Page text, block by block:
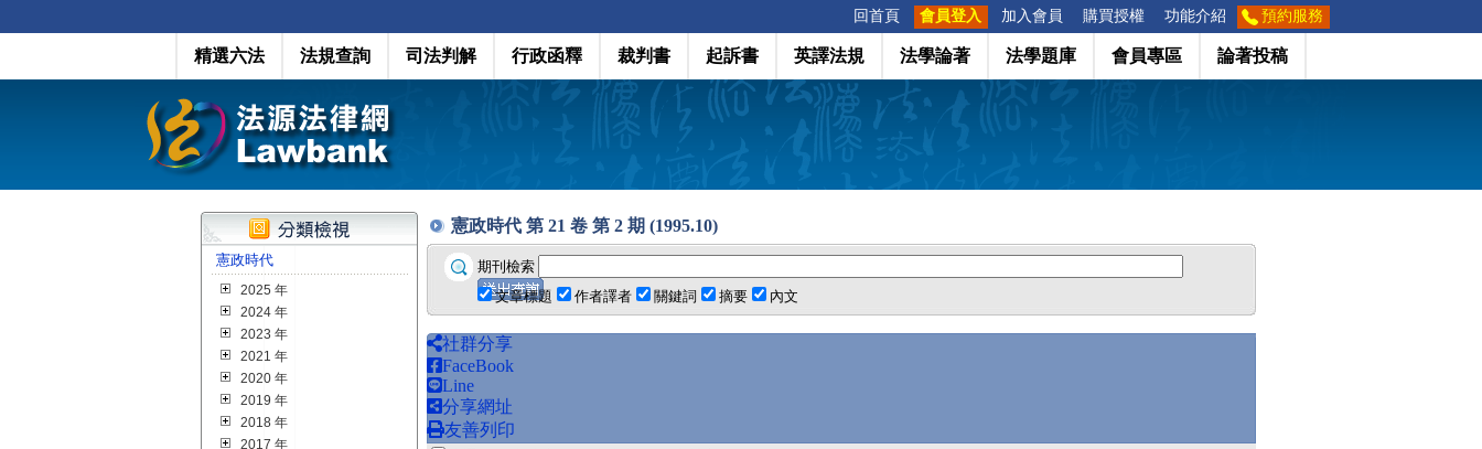
回首頁 會員登入 加入會員 購買授權 功能介紹 預約服務
精選六法 法規查詢 司法判解 行政函釋 裁判書 起訴書 英譯法規 法學論著 法學題庫 會員專區 論著投稿
憲政時代
2025 年
2024 年
2023 年
2021 年
2020 年
2019 年
2018 年
2017 年
憲政時代 第 21 卷 第 2 期 (1995.10)
期刊檢索
文章標題
作者譯者 關鍵詞 摘要 內文
社群分享
FaceBook
Line
分享網址
友善列印